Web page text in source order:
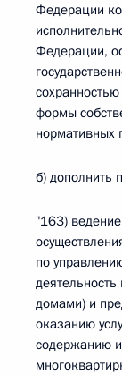
Федерации
Федерации,
формы
нормативных
б) дополнить
"163)
по
домами) и
оказанию
содержанию